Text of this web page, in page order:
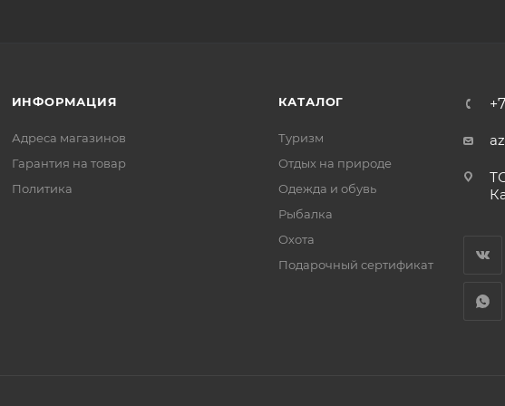
ИНФОРМАЦИЯ
Адреса магазинов
Гарантия на товар
Политика
КАТАЛОГ
Туризм
Отдых на природе
Одежда и обувь
Рыбалка
Охота
Подарочный сертификат